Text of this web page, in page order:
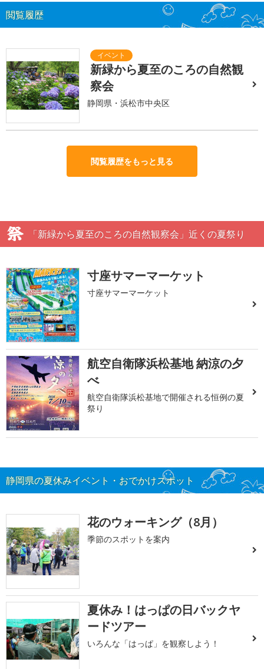
閲覧履歴
新緑から夏至のころの自然観
察会
静岡県・浜松市中央区
閲覧履歴をもっと見る
「新緑から夏至のころの自然観察会」近くの夏祭り
寸座サマーマーケット
寸座サマーマーケット
航空自衛隊浜松基地 納涼の夕
べ
航空自衛隊浜松基地で開催される恒例の夏
祭り
静岡県の夏休みイベント・おでかけスポット
花のウォーキング（8月）
季節のスポットを案内
夏休み！はっぱの日バックヤ
ードツアー
いろんな「はっぱ」を観察しよう！